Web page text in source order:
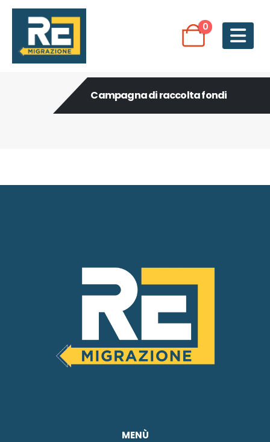
0
Campagna di raccolta fondi
MENÙ